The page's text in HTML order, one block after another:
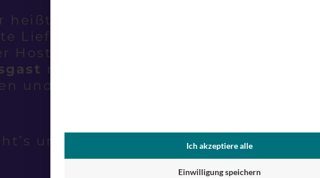
heißt es auch:
Lieferung! Dann
Hosts einen
mit. Das sorgt für
und neue
um Fragen wie:
Was
Ich akzeptiere alle
Einwilligung speichern